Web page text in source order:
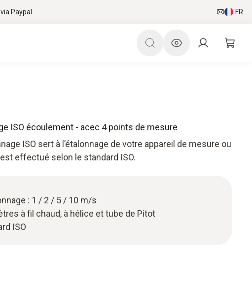
Paypal FR
ISO écoulement - acec 4 points de mesure
ISO sert à l’étalonnage de votre appareil de mesure ou
effectué selon le standard ISO.
: 1 / 2 / 5 / 10 m/s
à fil chaud, à hélice et tube de Pitot
ISO